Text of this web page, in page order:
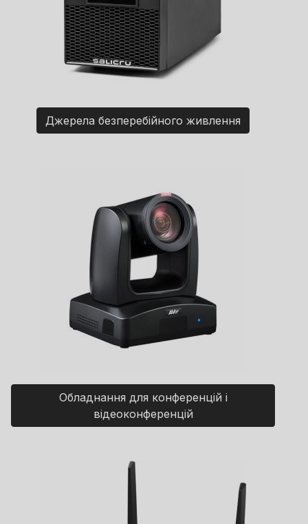
Джерела безперебійного живлення
Обладнання для конференцій і
відеоконференцій